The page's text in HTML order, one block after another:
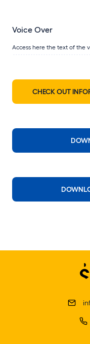
Voice Over
Access here the text of the
CHECK OUT